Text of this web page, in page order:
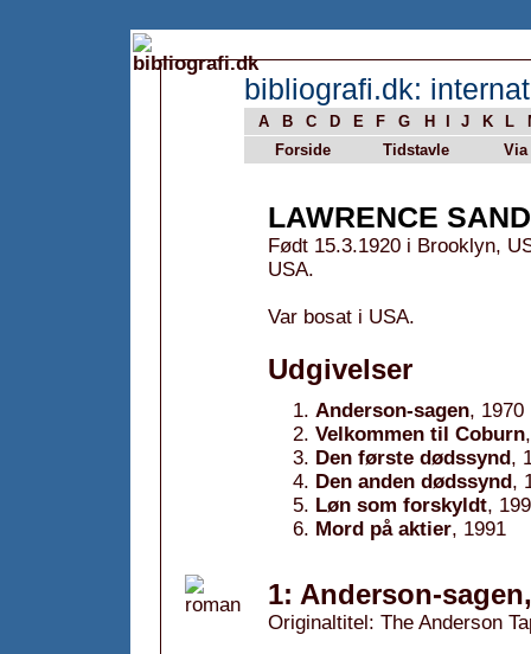
bibliografi.dk:
A B C D E F G H J K L
Forside
Tidstavle Via
LAWRENCE
Født 15.3.1920 i Brooklyn,
USA.
Var bosat i USA.
Udgivelser
Anderson-sagen, 1970
Velkommen til Coburn
Den første dødssynd,
Den anden dødssynd,
Løn som forskyldt,
Mord på aktier, 1991
1: Anderson-
Originaltitel: The Anderson